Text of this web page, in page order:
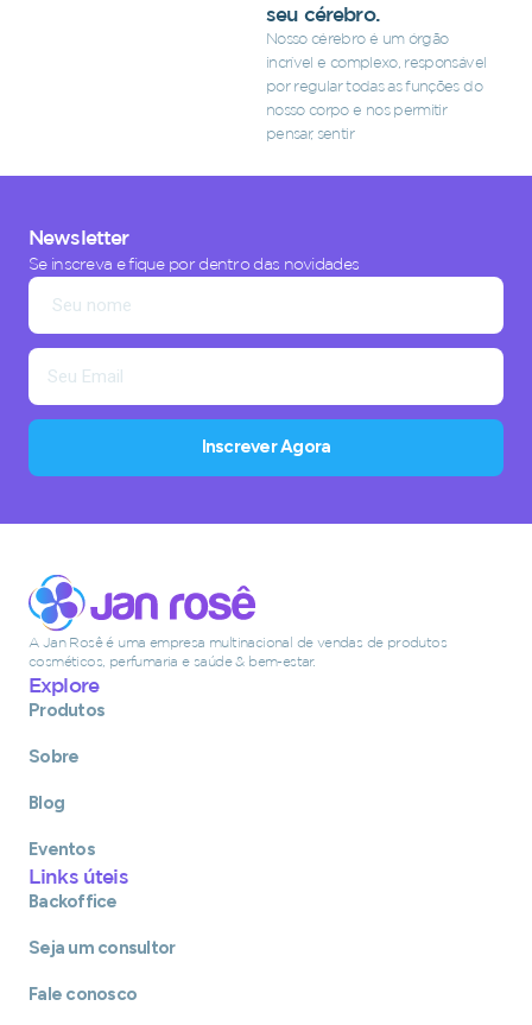
seu cérebro.
Nosso cérebro é um órgão
incrível e complexo, responsável
por regular todas as funções do
nosso corpo e nos permitir
pensar, sentir
Newsletter
Se inscreva e fique por dentro das novidades
Inscrever Agora
A Jan Rosê é uma empresa multinacional de vendas de produtos
cosméticos, perfumaria e saúde & bem-estar.
Explore
Produtos
Sobre
Blog
Eventos
Links úteis
Backoffice
Seja um consultor
Fale conosco